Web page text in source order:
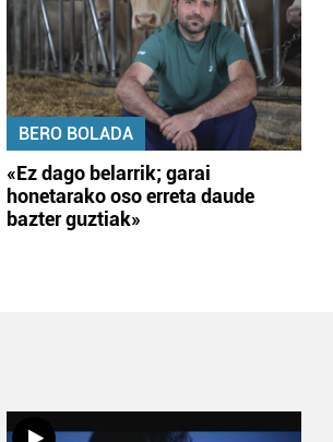
BERO BOLADA
«Ez dago belarrik; garai
honetarako oso erreta daude
bazter guztiak»